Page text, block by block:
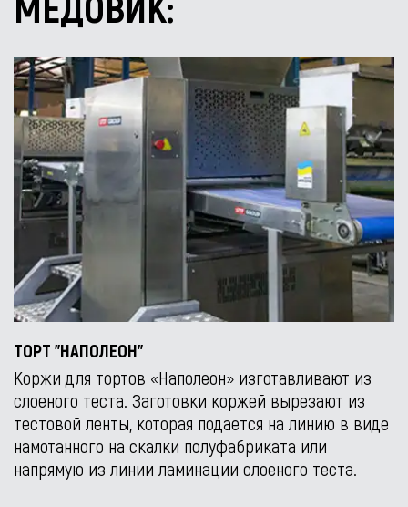
ТОРТ "НАПОЛЕОН"
Коржи для тортов «Наполеон» изготавливают из
слоеного теста. Заготовки коржей вырезают из
тестовой ленты, которая подается на линию в виде
намотанного на скалки полуфабриката или
напрямую из линии ламинации слоеного теста.